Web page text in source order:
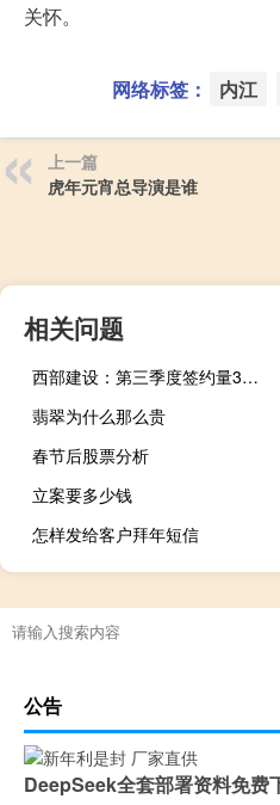
关怀。
网络标签： 内江
上一篇
虎年元宵总导演是谁
相关问题
西部建设：第三季度签约量3706.94万方同比增长17.94%；第三季度销售量1485.1万方同比减少0.45%
翡翠为什么那么贵
春节后股票分析
立案要多少钱
怎样发给客户拜年短信
公告
DeepSeek全套部署资料免费